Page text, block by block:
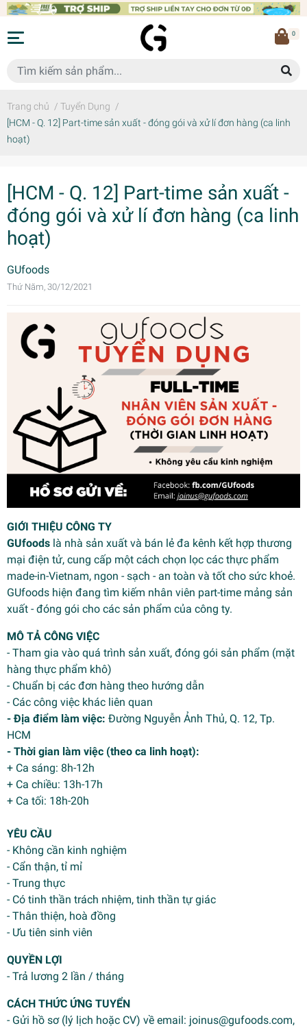
0
Trang chủ / Tuyển Dụng /
[HCM - Q. 12] Part-time sản xuất - đóng gói và xử lí đơn hàng (ca linh
hoạt)
[HCM - Q. 12] Part-time sản xuất -
đóng gói và xử lí đơn hàng (ca linh
hoạt)
GUfoods
Thứ Năm, 30/12/2021
GIỚI THIỆU CÔNG TY
GUfoods là nhà sản xuất và bán lẻ đa kênh kết hợp thương
mại điện tử, cung cấp một cách chọn lọc các thực phẩm
made-in-Vietnam, ngon - sạch - an toàn và tốt cho sức khoẻ.
GUfoods hiện đang tìm kiếm nhân viên part-time mảng sản
xuất - đóng gói cho các sản phẩm của công ty.
MÔ TẢ CÔNG VIỆC
- Tham gia vào quá trình sản xuất, đóng gói sản phẩm (mặt
hàng thực phẩm khô)
- Chuẩn bị các đơn hàng theo hướng dẫn
- Các công việc khác liên quan
- Địa điểm làm việc: Đường Nguyễn Ảnh Thủ, Q. 12, Tp.
HCM
- Thời gian làm việc (theo ca linh hoạt):
+ Ca sáng: 8h-12h
+ Ca chiều: 13h-17h
+ Ca tối: 18h-20h
YÊU CẦU
- Không cần kinh nghiệm
- Cẩn thận, tỉ mỉ
- Trung thực
- Có tinh thần trách nhiệm, tinh thần tự giác
- Thân thiện, hoà đồng
- Ưu tiên sinh viên
QUYỀN LỢI
- Trả lương 2 lần / tháng
CÁCH THỨC ỨNG TUYỂN
- Gửi hồ sơ (lý lịch hoặc CV) về email: joinus@gufoods.com,